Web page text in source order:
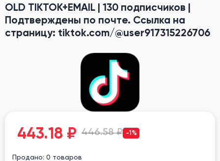
OLD TIKTOK+EMAIL | 130 подписчиков |
Подтверждены по почте. Ссылка на
страницу: tiktok.com/@user917315226706
443.18 ₽ 446.58 ₽ -1%
Продано: 0 товаров